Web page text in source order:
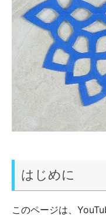
はじめに
このページは、